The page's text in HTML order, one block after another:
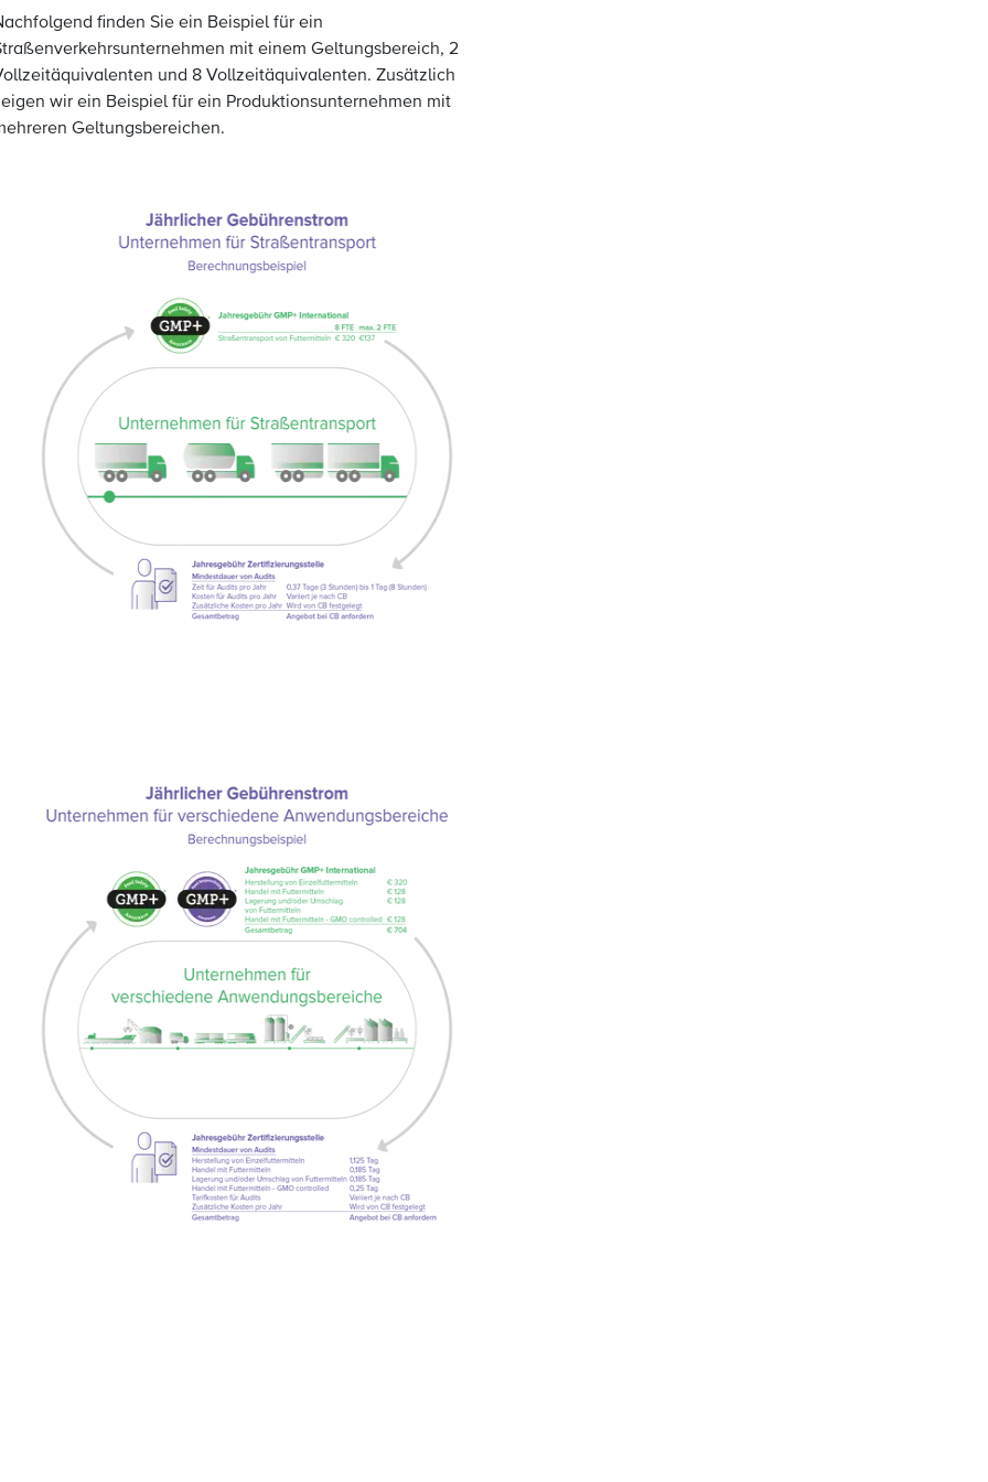
finden Sie ein Beispiel für ein
mit einem Geltungsbereich, 2
und 8 Vollzeitäquivalenten. Zusätzlich
wir ein Beispiel für ein Produktionsunternehmen mit
Geltungsbereichen.